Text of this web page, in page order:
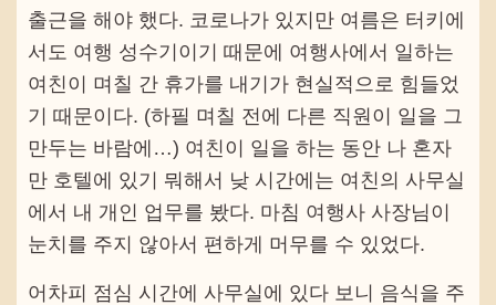
출근을 해야 했다. 코로나가 있지만 여름은 터키에
서도 여행 성수기이기 때문에 여행사에서 일하는
여친이 며칠 간 휴가를 내기가 현실적으로 힘들었
기 때문이다. (하필 며칠 전에 다른 직원이 일을 그
만두는 바람에…) 여친이 일을 하는 동안 나 혼자
만 호텔에 있기 뭐해서 낮 시간에는 여친의 사무실
에서 내 개인 업무를 봤다. 마침 여행사 사장님이
눈치를 주지 않아서 편하게 머무를 수 있었다.
어차피 점심 시간에 사무실에 있다 보니 음식을 주